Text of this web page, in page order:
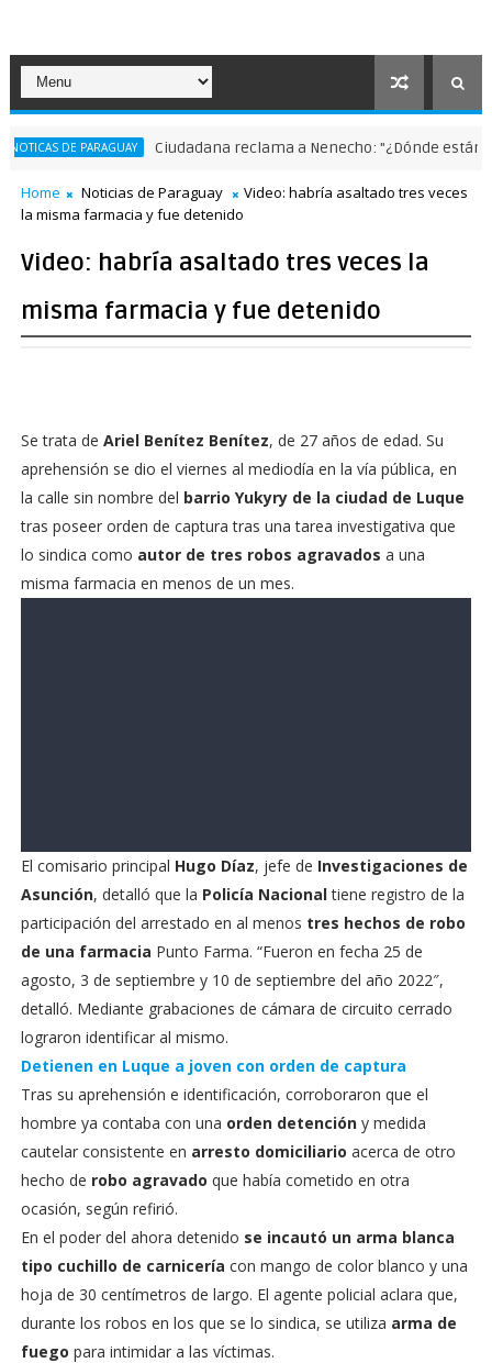
DE PARAGUAY Ciudadana reclama a Nenecho: "¿Dónde están las
Home Noticias de Paraguay
Video: habría asaltado tres veces
la misma farmacia y fue detenido
Video: habría asaltado tres veces la
misma farmacia y fue detenido
Se trata de Ariel Benítez Benítez, de 27 años de edad. Su
aprehensión se dio el viernes al mediodía en la vía pública, en
la calle sin nombre del barrio Yukyry de la ciudad de Luque
tras poseer orden de captura tras una tarea investigativa que
lo sindica como autor de tres robos agravados a una
misma farmacia en menos de un mes.
El comisario principal Hugo Díaz, jefe de Investigaciones de
Asunción, detalló que la Policía Nacionaltiene registro de la
participación del arrestado en al menos tres hechos de robo
de una farmacia Punto Farma. “Fueron en fecha 25 de
agosto, 3 de septiembre y 10 de septiembre del año 2022″,
detalló. Mediante grabaciones de cámara de circuito cerrado
lograron identificar al mismo.
Detienen en Luque a joven con orden de captura
Tras su aprehensión e identificación, corroboraron que el
hombre ya contaba con una orden detencióny medida
cautelar consistente en arresto domiciliario acerca de otro
hecho de robo agravado que había cometido en otra
ocasión, según refirió.
En el poder del ahora detenido se incautó un arma blanca
tipo cuchillo de carnicería con mango de color blanco y una
hoja de 30 centímetros de largo. El agente policial aclara que,
durante los robos en los que se lo sindica, se utiliza arma de
fuego para intimidar a las víctimas.